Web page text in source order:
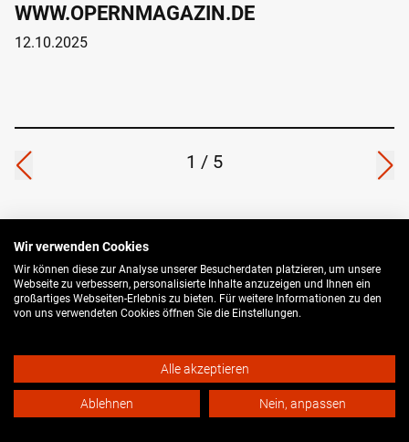
WWW.OPERNMAGAZIN.DE
12.10.2025
1 / 5
GEFÖRDERT VON
Wir verwenden Cookies
Wir können diese zur Analyse unserer Besucherdaten platzieren, um unsere
Webseite zu verbessern, personalisierte Inhalte anzuzeigen und Ihnen ein
großartiges Webseiten-Erlebnis zu bieten. Für weitere Informationen zu den
von uns verwendeten Cookies öffnen Sie die Einstellungen.
Alle akzeptieren
Ablehnen Nein, anpassen